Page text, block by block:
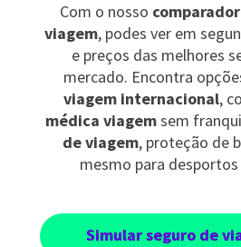
Com o nosso
viagem, podes ver em
e preços das melhores
mercado. Encontra
viagem internacional,
médica viagemsem
de viagem, proteção de
mesmo para
Simular seguro de